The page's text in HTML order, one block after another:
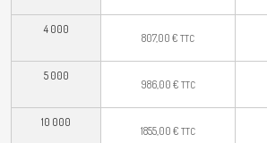
4 000
807,00€ TTC
5 000
986,00€ TTC
10 000
1855,00€ TTC